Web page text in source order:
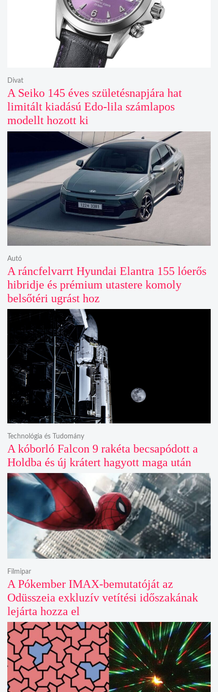
A Seiko 145 éves születésnapjára hat
limitált kiadású Edo-lila számlapos
modellt hozott ki
Divat
A ráncfelvarrt Hyundai Elantra 155 lóerős
hibridje és prémium utastere komoly
belsőtéri ugrást hoz
Autó
A kóborló Falcon 9 rakéta becsapódott a
Holdba és új krátert hagyott maga után
Technológia és Tudomány
A Pókember IMAX-bemutatóját az
Odüsszeia exkluzív vetítési időszakának
lejárta hozza el
Filmipar